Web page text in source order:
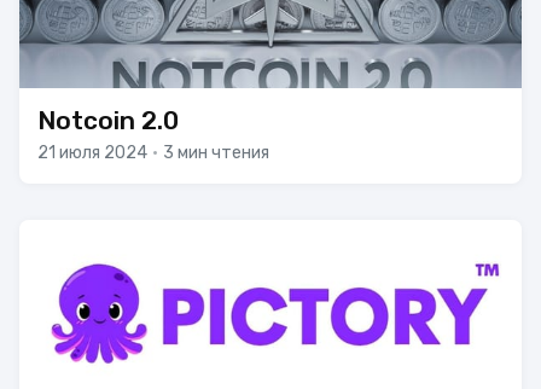
Notcoin 2.0
21 июля 2024 • 3 мин чтения